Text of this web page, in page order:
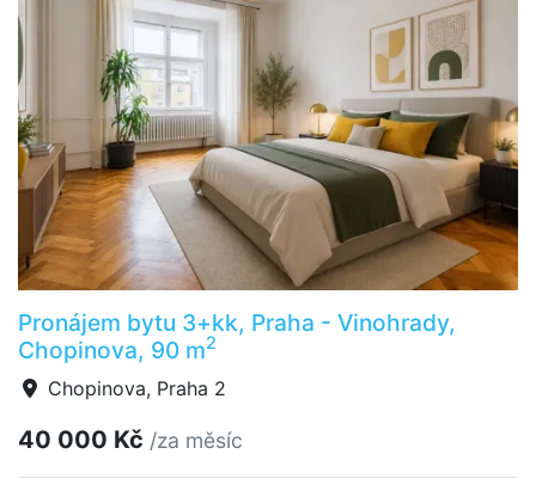
Pronájem bytu 3+kk, Praha - Vinohrady,
Chopinova, 90 m2
Chopinova, Praha 2
40 000 Kč /za měsíc